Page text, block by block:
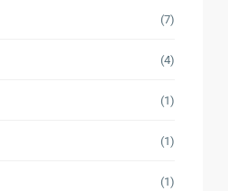
(7)
(4)
(1)
(1)
(1)